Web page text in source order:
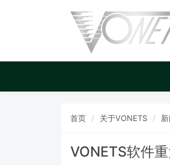
首页 关于VONETS
VONETS软件